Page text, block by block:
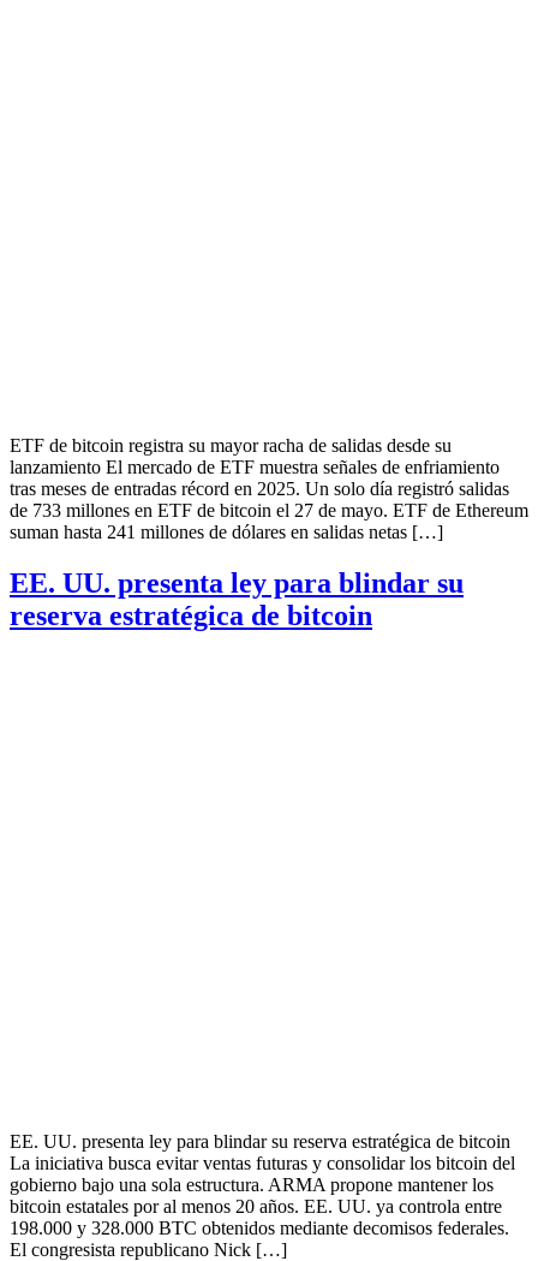
ETF de bitcoin registra su mayor racha de salidas desde su
lanzamiento El mercado de ETF muestra señales de enfriamiento
tras meses de entradas récord en 2025. Un solo día registró salidas
de 733 millones en ETF de bitcoin el 27 de mayo. ETF de Ethereum
suman hasta 241 millones de dólares en salidas netas […]
EE. UU. presenta ley para blindar su
reserva estratégica de bitcoin
EE. UU. presenta ley para blindar su reserva estratégica de bitcoin
La iniciativa busca evitar ventas futuras y consolidar los bitcoin del
gobierno bajo una sola estructura. ARMA propone mantener los
bitcoin estatales por al menos 20 años. EE. UU. ya controla entre
198.000 y 328.000 BTC obtenidos mediante decomisos federales.
El congresista republicano Nick […]